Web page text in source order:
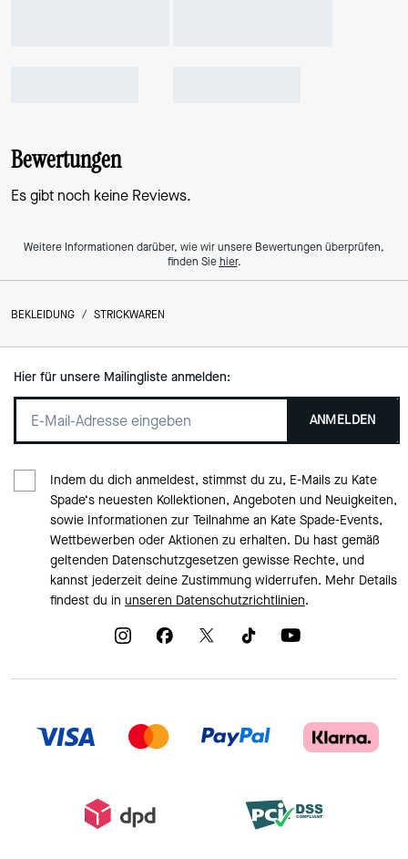
Bewertungen
Es gibt noch keine Reviews.
Weitere Informationen darüber, wie wir unsere Bewertungen überprüfen,
finden Siehier.
BEKLEIDUNG / STRICKWAREN
Hier für unsere Mailingliste anmelden:
ANMELDEN
Indem du dich anmeldest, stimmst du zu, E-Mails zu Kate
Spade‘s neuesten Kollektionen, Angeboten und Neuigkeiten,
sowie Informationen zur Teilnahme an Kate Spade-Events,
Wettbewerben oder Aktionen zu erhalten. Du hast gemäß
geltenden Datenschutzgesetzen gewisse Rechte, und
kannst jederzeit deine Zustimmung widerrufen. Mehr Details
findest du in unseren Datenschutzrichtlinien.